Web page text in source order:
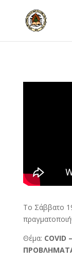
Το Σάββατο
Θέμα: COVID